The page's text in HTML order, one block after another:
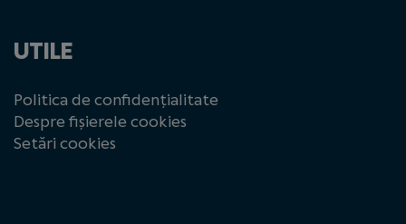
UTILE
Politica de confidențialitate
Despre fișierele cookies
Setări cookies